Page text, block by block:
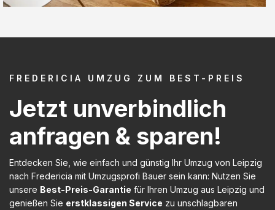
FREDERICIA UMZUG ZUM BEST-PREIS
Jetzt unverbindlich
anfragen & sparen!
Entdecken Sie, wie einfach und günstig Ihr Umzug von Leipzig
nach Fredericia mit Umzugsprofi Bauer sein kann: Nutzen Sie
unsere Best-Preis-Garantie für Ihren Umzug aus Leipzig und
genießen Sie erstklassigen Service zu unschlagbaren